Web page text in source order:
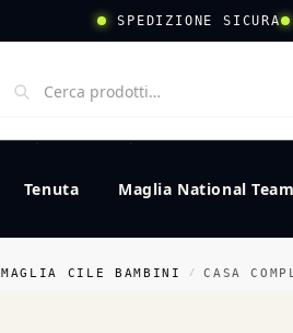
SPEDIZIONE SICURA
Tenuta Maglia National Team
MAGLIA CILE BAMBINI / CASA